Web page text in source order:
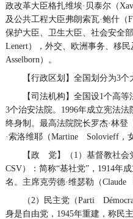
政改革大臣格扎维埃·贝泰尔（
及公共工程大臣弗朗索瓦·鲍什（
保护大臣、卫生大臣、社会安全
Lenert），外交、欧洲事务、移
Asselborn）。
【行政区划】全国划分为3个
【司法机构】全国设1个高
3个治安法院。1996年成立宪法
终身制。最高法院院长罗杰·林
·索洛维耶（Martine Solovieff，
【政 党】（1）基督教社
CSV）：简称“基社党”，1914年
名。主席克劳德·维瑟勒（Claude
（2）民主党（Parti
身是自由党，1945年重建，称民